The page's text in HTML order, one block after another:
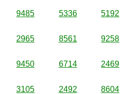
9485 5336 5192
2965 8561 9258
9450 6714 2469
3105 2492 8604